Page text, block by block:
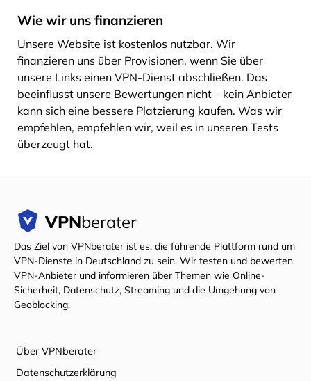
Wie wir uns finanzieren
Unsere Website ist kostenlos nutzbar. Wir
finanzieren uns über Provisionen, wenn Sie über
unsere Links einen VPN-Dienst abschließen. Das
beeinflusst unsere Bewertungen nicht – kein Anbieter
kann sich eine bessere Platzierung kaufen. Was wir
empfehlen, empfehlen wir, weil es in unseren Tests
überzeugt hat.
VPNberater
Das Ziel von VPNberater ist es, die führende Plattform rund um
VPN-Dienste in Deutschland zu sein. Wir testen und bewerten
VPN-Anbieter und informieren über Themen wie Online-
Sicherheit, Datenschutz, Streaming und die Umgehung von
Geoblocking.
Über VPNberater
Datenschutzerklärung